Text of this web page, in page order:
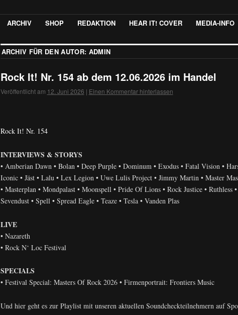
ARCHIV SHOP REDAKTION HEAR IT! COVER MEDIA-INFO
ARCHIV FÜR DEN AUTOR: ADMIN
Rock It! Nr. 154 ab dem 12.06.2026 im Handel
Veröffentlicht am 12. Juni 2026 | Einen Kommentar hinterlassen
Rock It! Nr. 154
INTERVIEWS & STORYS
• Amberian Dawn • Bolan • Deep Purple • Dominum • Exodus • Fatal Vision •
Iconic • Jäst • Lalu • Lex Legion • Uwe Lulis Project • Jimmy Martin • Master
• Masterplan • Mondpalast • Moonspell • Pride Of Lions • Rock Justice • Ruthless •
Sevendust • Spell • Spread Eagle • Teaze • Tesla • Vanden Plas
LIVE
• Nazareth
• Rock N‘ Loc Festival
SPECIALS
• Festival Special: Masters Of Rock 2026 • Firmenportrait: Frontiers Music
Und hier geht es zur Playlist mit unseren aktuellen Soundcheckteilnehmern auf